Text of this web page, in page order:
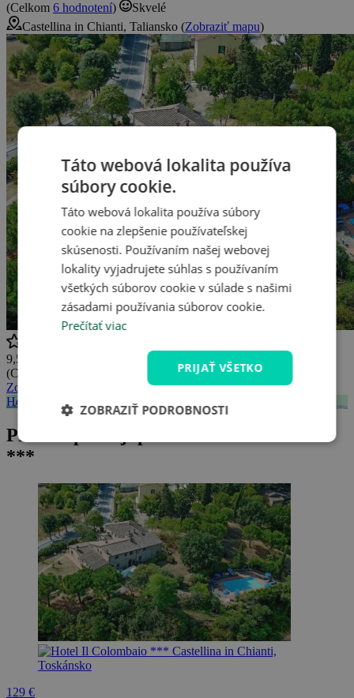
(Celkom 6 hodnotení)
Skvelé
Castellina in Chianti, Taliansko (Zobraziť mapu)
9,5/10
(Celkom
Zobraziť všetky recenzie
Hotel Il Colombaio *** - mapa
Práve v predaji pre Hotel Il Colombaio
***
129 €
Táto webová lokalita používa
súbory cookie.
Táto webová lokalita používa súbory
cookie na zlepšenie používateľskej
skúsenosti. Používaním našej webovej
lokality vyjadrujete súhlas s používaním
všetkých súborov cookie v súlade s našimi
zásadami používania súborov cookie.
Prečítať viac
PRIJAŤ VŠETKO
ZOBRAZIŤ PODROBNOSTI